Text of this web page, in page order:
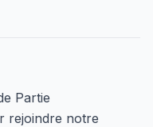
Partie
rejoindre notre